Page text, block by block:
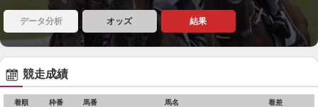
データ分析 オッズ 結果
競走成績
着順 枠番 馬番 馬名 着差